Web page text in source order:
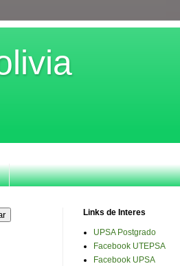
Links de Interes
UPSA Postgrado
Facebook UTEPSA
Facebook UPSA